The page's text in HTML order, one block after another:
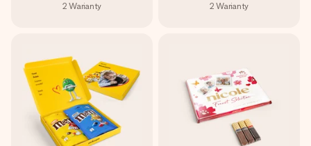
2 Warianty 2 Warianty